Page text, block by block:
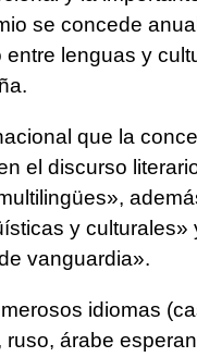
se concede
entre lenguas y
que la
el discurso
y
vanguardia».
idiomas
ruso, árabe